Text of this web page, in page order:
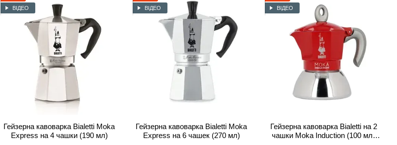
Кавоварки, кава, посуд - Bialetti завжди є синонімом справжньої якості,
професіоналізму та пристрасті - і,
звичайно ж, задоволення від чашки кави. Надихайтеся італійською культурою та насолоджуйтесь справжнім
смаком кави разом із Bialetti!
ВІДЕО
Гейзерна кавоварка Bialetti Moka
Express на 4 чашки (190 мл)
ВІДЕО
Гейзерна кавоварка Bialetti Moka
Express на 6 чашек (270 мл)
ВІДЕО
Гейзерна кавоварка Bialetti на 2
чашки Moka Induction (100 мл)